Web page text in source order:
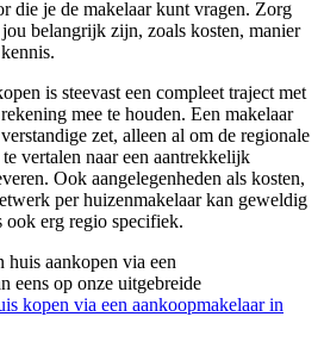
die je de makelaar kunt vragen. Zorg
belangrijk zijn, zoals kosten, manier
is steevast een compleet traject met
mee te houden. Een makelaar
zet, alleen al om de regionale
vertalen naar een aantrekkelijk
Ook aangelegenheden als kosten,
per huizenmakelaar kan geweldig
erg regio specifiek.
huis aankopen via een
eens op onze uitgebreide
kopen via een aankoopmakelaar in